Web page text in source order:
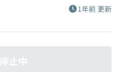
1年前 更新
止中